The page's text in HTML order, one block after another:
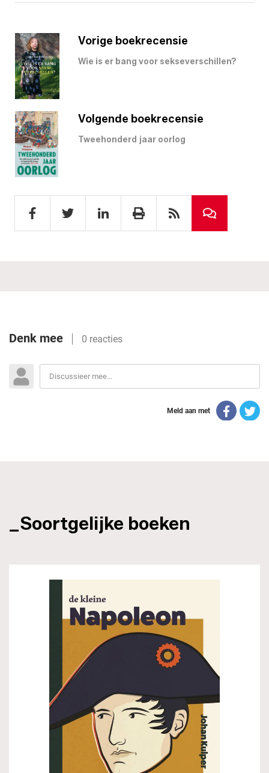
Vorige boekrecensie
Wie is er bang voor sekseverschillen?
Volgende boekrecensie
Tweehonderd jaar oorlog
_Soortgelijke boeken